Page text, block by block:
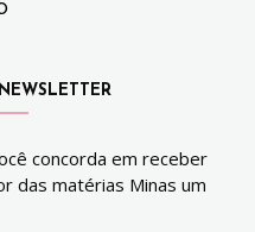
concorda em receber
das matérias Minas um